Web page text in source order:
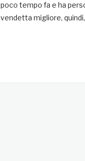
poco tempo fa e ha
vendetta migliore,